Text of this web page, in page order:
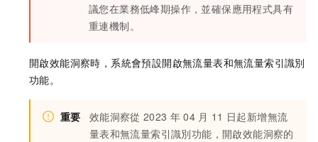
議您在業務低峰期操作，並確保應用程式具有
重連機制。
開啟效能洞察時，系統會預設開啟無流量表和無流量索引識別
功能。
重要 效能洞察從 2023 年 04 月 11 日起新增無流
量表和無流量索引識別功能，開啟效能洞察的